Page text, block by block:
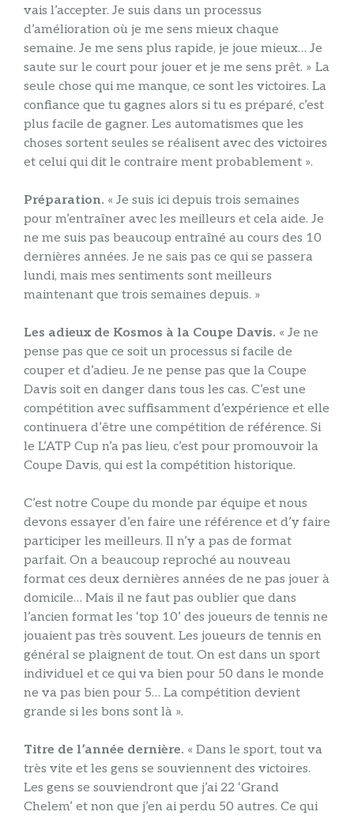
vais l’accepter. Je suis dans un processus
d’amélioration où je me sens mieux chaque
semaine. Je me sens plus rapide, je joue mieux… Je
saute sur le court pour jouer et je me sens prêt. » La
seule chose qui me manque, ce sont les victoires. La
confiance que tu gagnes alors si tu es préparé, c’est
plus facile de gagner. Les automatismes que les
choses sortent seules se réalisent avec des victoires
et celui qui dit le contraire ment probablement ».
Préparation. « Je suis ici depuis trois semaines
pour m’entraîner avec les meilleurs et cela aide. Je
ne me suis pas beaucoup entraîné au cours des 10
dernières années. Je ne sais pas ce qui se passera
lundi, mais mes sentiments sont meilleurs
maintenant que trois semaines depuis. »
Les adieux de Kosmos à la Coupe Davis. « Je ne
pense pas que ce soit un processus si facile de
couper et d’adieu. Je ne pense pas que la Coupe
Davis soit en danger dans tous les cas. C’est une
compétition avec suffisamment d’expérience et elle
continuera d’être une compétition de référence. Si
le L’ATP Cup n’a pas lieu, c’est pour promouvoir la
Coupe Davis, qui est la compétition historique.
C’est notre Coupe du monde par équipe et nous
devons essayer d’en faire une référence et d’y faire
participer les meilleurs. Il n’y a pas de format
parfait. On a beaucoup reproché au nouveau
format ces deux dernières années de ne pas jouer à
domicile… Mais il ne faut pas oublier que dans
l’ancien format les ‘top 10’ des joueurs de tennis ne
jouaient pas très souvent. Les joueurs de tennis en
général se plaignent de tout. On est dans un sport
individuel et ce qui va bien pour 50 dans le monde
ne va pas bien pour 5… La compétition devient
grande si les bons sont là ».
Titre de l’année dernière. « Dans le sport, tout va
très vite et les gens se souviennent des victoires.
Les gens se souviendront que j’ai 22 ‘Grand
Chelem’ et non que j’en ai perdu 50 autres. Ce qui